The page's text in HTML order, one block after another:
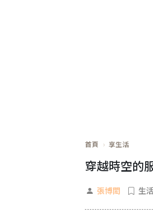
首頁 享生活
穿越時空的
張博閎 生